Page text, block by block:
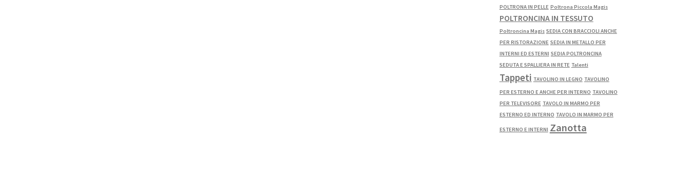
POLTRONA IN PELLE Poltrona Piccola Magis
POLTRONCINA IN TESSUTO
Poltroncina Magis SEDIA CON BRACCIOLI ANCHE
PER RISTORAZIONE SEDIA IN METALLO PER
INTERNI ED ESTERNI SEDIA POLTRONCINA
SEDUTA E SPALLIERA IN RETE Talenti
Tappeti TAVOLINO IN LEGNO TAVOLINO
PER ESTERNO E ANCHE PER INTERNO TAVOLINO
PER TELEVISORE TAVOLO IN MARMO PER
ESTERNO ED INTERNO TAVOLO IN MARMO PER
ESTERNO E INTERNI Zanotta